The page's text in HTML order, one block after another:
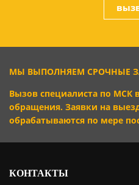
МЫ ВЫПОЛНЯЕМ СРОЧНЫЕ
Вызов специалиста по МСК
обращения. Заявки на
обрабатываются по мере
КОНТАКТЫ